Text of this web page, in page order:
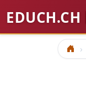
EDUCH.CH
Accueil